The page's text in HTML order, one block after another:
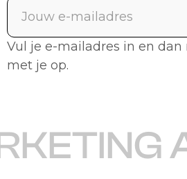
Vul je e-mailadres in en
met je op.